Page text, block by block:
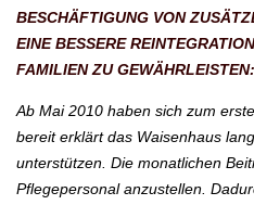
BESCHÄFTIGUNG VON
EINE BESSERE
FAMILIEN ZU GEWÄHRLEISTEN:
Ab Mai 2010 haben sich zum
bereit erklärt das Waisenhaus
unterstützen. Die monatlichen
Pflegepersonal anzustellen.